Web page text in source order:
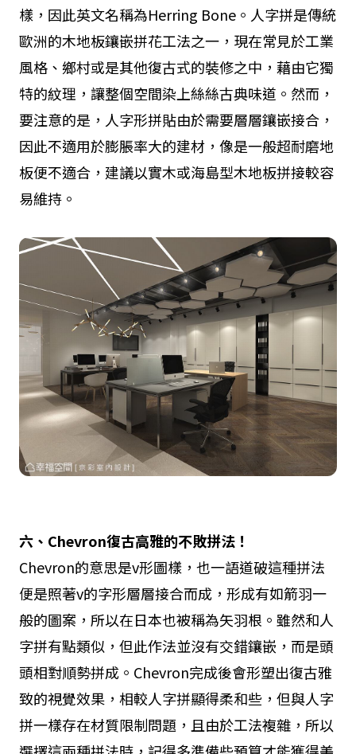
樣，因此英文名稱為Herring Bone。人字拼是傳統
歐洲的木地板鑲嵌拼花工法之一，現在常見於工業
風格、鄉村或是其他復古式的裝修之中，藉由它獨
特的紋理，讓整個空間染上絲絲古典味道。然而，
要注意的是，人字形拼貼由於需要層層鑲嵌接合，
因此不適用於膨脹率大的建材，像是一般超耐磨地
板便不適合，建議以實木或海島型木地板拼接較容
易維持。
六、Chevron復古高雅的不敗拼法！
Chevron的意思是v形圖樣，也一語道破這種拼法
便是照著v的字形層層接合而成，形成有如箭羽一
般的圖案，所以在日本也被稱為矢羽根。雖然和人
字拼有點類似，但此作法並沒有交錯鑲嵌，而是頭
頭相對順勢拼成。Chevron完成後會形塑出復古雅
致的視覺效果，相較人字拼顯得柔和些，但與人字
拼一樣存在材質限制問題，且由於工法複雜，所以